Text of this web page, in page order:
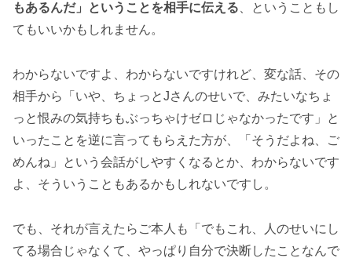
もあるんだ」ということを相手に伝える 、ということもし
てもいいかもしれません。
わからないですよ、わからないですけれど、変な話、その
相手から「いや、ちょっとJさんのせいで、みたいなちょ
っと恨みの気持ちもぶっちゃけゼロじゃなかったです」と
いったことを逆に言ってもらえた方が、「そうだよね、ご
めんね」という会話がしやすくなるとか、わからないです
よ、そういうこともあるかもしれないですし。
でも、それが言えたらご本人も「でもこれ、人のせいにし
てる場合じゃなくて、やっぱり自分で決断したことなんで